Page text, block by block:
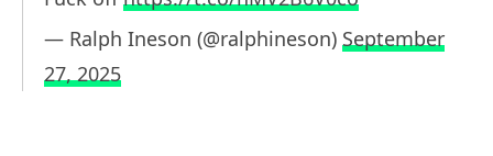
— Ralph Ineson (@ralphineson) September
27, 2025